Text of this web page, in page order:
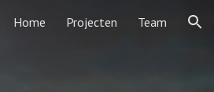
Home Projecten Team